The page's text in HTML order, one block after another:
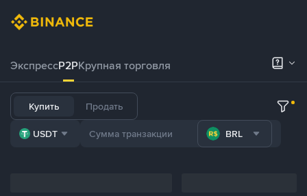
ЭкспрессP2PКрупная торговля
Купить Продать
USDT BRL